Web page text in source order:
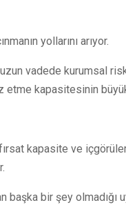
yollarını arıyor.
vadede kurumsal
kapasitesinin büyük
kapasite ve
başka bir şey olmadığı